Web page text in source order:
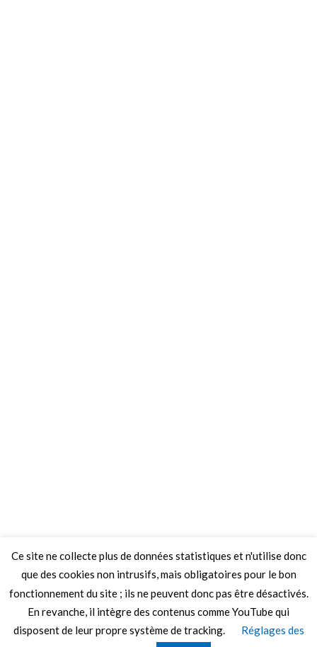
Ce site ne collecte plus de données statistiques et n'utilise donc
que des cookies non intrusifs, mais obligatoires pour le bon
fonctionnement du site ; ils ne peuvent donc pas être désactivés.
En revanche, il intègre des contenus comme YouTube qui
disposent de leur propre système de tracking.
Réglages des